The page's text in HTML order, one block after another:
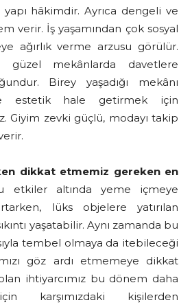
hâkimdir. Ayrıca dengeli ve
verir. İş yaşamından çok sosyal
ağırlık verme arzusu görülür.
güzel mekânlarda davetlere
Birey yaşadığı mekânı
estetik hale getirmek için
Giyim zevki güçlü, modayı takip
dikkat etmemiz gereken en
etkiler altında yeme içmeye
lüks objelere yatırılan
yaşatabilir. Aynı zamanda bu
tembel olmaya da itebileceği
göz ardı etmemeye dikkat
ihtiyarcımız bu dönem daha
karşımızdaki kişilerden